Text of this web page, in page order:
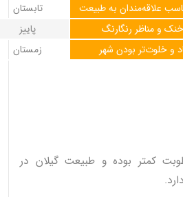
تابستان
علاقه‌مندان به طبیعت
پاییز
و مناظر رنگارنگ
زمستان
و خلوت‌تر بودن شهر
کمتر بوده و طبیعت گیلان در